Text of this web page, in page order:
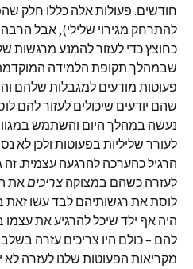
חודשים. פעולות אלה כללו חלק
להתרחק מגירוי שלילי), אבל
שבמהלך תקופת הלמידה
פעוטות מודעים למגבלות שלהם
שהם יודעים שיכולים לעזור להם
נעשה במהלך היום והשתמש
לעורר שליליות בפעוטות ולכן לא
הרגיל כהערכה להרגעה עצמית.
לעזרה כשהם במצוקה צריכיםאת
לוסת את רגשותיהם לבד עשו זאת
היה אף ילד שיכל להרגיע את
להם – כולם היו צריכים עזרה
מקריאות הפעוטות שלנו לעזרה לא